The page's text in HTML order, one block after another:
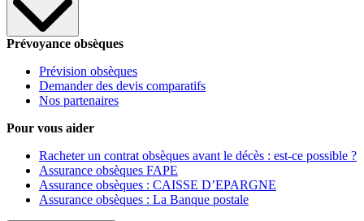
Prévoyance obsèques
Prévision obsèques
Demander des devis comparatifs
Nos partenaires
Pour vous aider
Racheter un contrat obsèques avant le décès : est-ce possible ?
Assurance obsèques FAPE
Assurance obsèques : CAISSE D’EPARGNE
Assurance obsèques : La Banque postale